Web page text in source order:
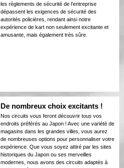
les règlements de sécurité de l’entreprise
dépassent les exigences de sécurité des
autorités policières, rendant ainsi notre
expérience de kart non seulement excitante et
amusante, mais également très sûre.
De nombreux choix excitants !
Nos circuits vous feront découvrir tous vos
endroits préférés au Japon ! Avec une variété de
magasins dans les grandes villes, vous aurez
de nombreuses options pour personnaliser votre
expérience. Que vous soyez attiré par les sites
historiques du Japon ou ses merveilles
modernes, nous avons des circuits adaptés à